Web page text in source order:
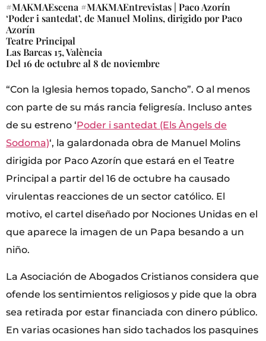
#MAKMAEscena #MAKMAEntrevistas | Paco Azorín
‘Poder i santedat’, de Manuel Molins, dirigido por Paco
Azorín
Teatre Principal
Las Barcas 15, València
Del 16 de octubre al 8 de noviembre
“Con la Iglesia hemos topado, Sancho”. O al menos
con parte de su más rancia feligresía. Incluso antes
de su estreno ‘Poder i santedat (Els Àngels de
Sodoma)‘, la galardonada obra de Manuel Molins
dirigida por Paco Azorín que estará en el Teatre
Principal a partir del 16 de octubre ha causado
virulentas reacciones de un sector católico. El
motivo, el cartel diseñado por Nociones Unidas en el
que aparece la imagen de un Papa besando a un
niño.
La Asociación de Abogados Cristianos considera que
ofende los sentimientos religiosos y pide que la obra
sea retirada por estar financiada con dinero público.
En varias ocasiones han sido tachados los pasquines